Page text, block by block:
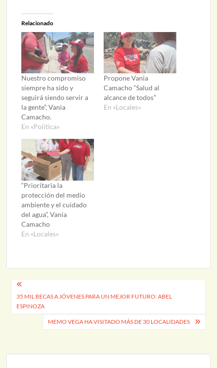
Relacionado
Nuestro compromiso
siempre ha sido y
seguirá siendo servir a
la gente”, Vania
Camacho.
En «Política»
Propone Vania
Camacho “Salud al
alcance de todos”
En «Locales»
“Prioritaria la
protección del medio
ambiente y el cuidado
del agua”, Vania
Camacho
En «Locales»
Navegación
de
entradas
35 MIL BECAS A JÓVENES PARA UN MEJOR FUTURO: ABEL
ESPINOZA
MEMO VEGA HA VISITADO MÁS DE 30 LOCALIDADES